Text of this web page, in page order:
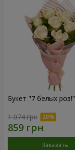
Букет "7 белых роз!"
1 074 грн
Заказать